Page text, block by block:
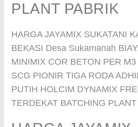
PLANT PABRIK
HARGA JAYAMIX SUKATANI
BEKASI Desa Sukamanah
MINIMIX COR BETON PER
SCG PIONIR TIGA RODA
PUTIH HOLCIM DYNAMIX
TERDEKAT BATCHING